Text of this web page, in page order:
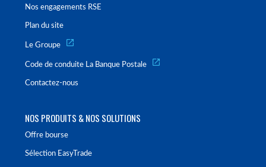
Nos engagements RSE
Plan du site
Le Groupe
Code de conduite La Banque Postale
Contactez-nous
NOS PRODUITS & NOS SOLUTIONS
Offre bourse
Sélection EasyTrade